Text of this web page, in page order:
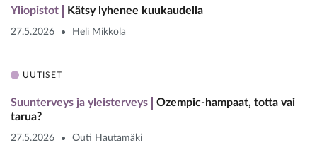
Yliopistot Kätsy lyhenee kuukaudella
27.5.2026 Heli Mikkola
UUTISET
Suunterveys ja yleisterveys
Ozempic-hampaat, totta vai
tarua?
27.5.2026 Outi Hautamäki